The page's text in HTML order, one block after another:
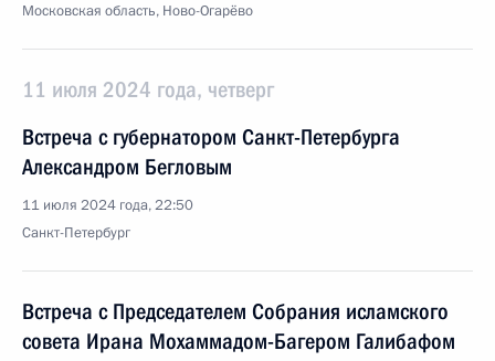
Московская область, Ново-Огарёво
11 июля 2024 года, четверг
Встреча с губернатором Санкт-Петербурга
Александром Бегловым
11 июля 2024 года, 22:50
Санкт-Петербург
Встреча с Председателем Собрания исламского
совета Ирана Мохаммадом-Багером Галибафом